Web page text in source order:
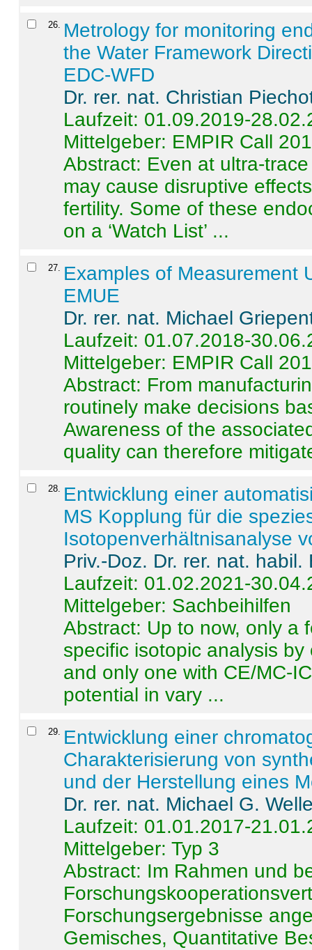
26. Metrology for monitoring
the Water Framework
EDC-WFD
Dr. rer. nat. Christian
Laufzeit: 01.09.2019-
Mittelgeber: EMPIR Call
Abstract: Even at ultra-
may cause disruptive
fertility. Some of these
on a ‘Watch List’ ...
27. Examples of Measurement
EMUE
Dr. rer. nat. Michael
Laufzeit: 01.07.2018-
Mittelgeber: EMPIR Call
Abstract: From
routinely make decisions
Awareness of the
quality can therefore
28. Entwicklung einer
MS Kopplung für die
Isotopenverhältnisanalyse
Priv.-Doz. Dr. rer. nat.
Laufzeit: 01.02.2021-
Mittelgeber: Sachbeihilfen
Abstract: Up to now, only a
specific isotopic analysis
and only one with CE/MC-
potential in vary ...
29. Entwicklung einer
Charakterisierung von
und der Herstellung eines
Dr. rer. nat. Michael G.
Laufzeit: 01.01.2017-
Mittelgeber: Typ 3
Abstract: Im Rahmen und
Forschungsergebnisse
Gemisches, Quantitative